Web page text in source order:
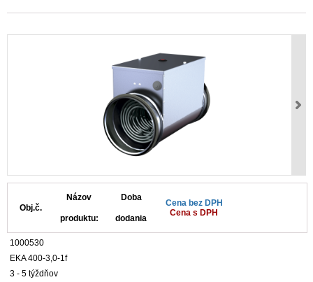
Obj.č.
Názov
produktu:
Doba
dodania
Cena bez DPH
Cena s DPH
1000530
EKA 400-3,0-1f
3 - 5 týždňov